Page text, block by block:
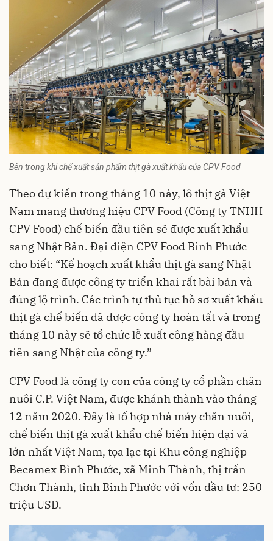
Bên trong khi chế xuất sản phẩm thịt gà xuất khẩu của CPV Food
Theo dự kiến trong tháng 10 này, lô thịt gà Việt
Nam mang thương hiệu CPV Food (Công ty TNHH
CPV Food) chế biến đầu tiên sẽ được xuất khẩu
sang Nhật Bản. Đại diện CPV Food Bình Phước
cho biết: “Kế hoạch xuất khẩu thịt gà sang Nhật
Bản đang được công ty triển khai rất bài bản và
đúng lộ trình. Các trình tự thủ tục hồ sơ xuất khẩu
thịt gà chế biến đã được công ty hoàn tất và trong
tháng 10 này sẽ tổ chức lễ xuất công hàng đầu
tiên sang Nhật của công ty.”
CPV Food là công ty con của công ty cổ phần chăn
nuôi C.P. Việt Nam, được khánh thành vào tháng
12 năm 2020. Đây là tổ hợp nhà máy chăn nuôi,
chế biến thịt gà xuất khẩu chế biến hiện đại và
lớn nhất Việt Nam, tọa lạc tại Khu công nghiệp
Becamex Bình Phước, xã Minh Thành, thị trấn
Chơn Thành, tỉnh Bình Phước với vốn đầu tư: 250
triệu USD.